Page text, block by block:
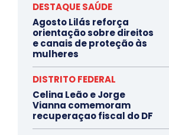
DESTAQUE SAÚDE
Agosto Lilás reforça
orientação sobre direitos
e canais de proteção às
mulheres
DISTRITO FEDERAL
Celina Leão e Jorge
Vianna comemoram
recuperaçao fiscal do DF